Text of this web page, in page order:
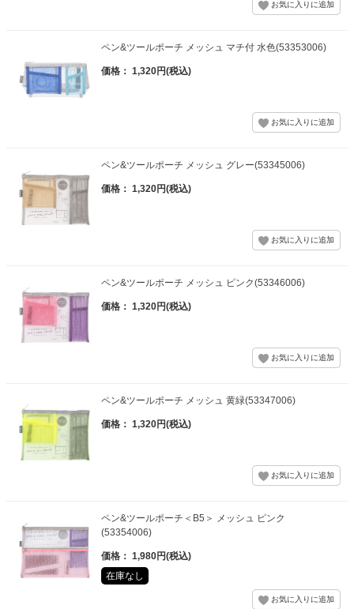
ペン&ツールポーチ メッシュ マチ付 水色(53353006)
価格： 1,320円(税込)
ペン&ツールポーチ メッシュ グレー(53345006)
価格： 1,320円(税込)
ペン&ツールポーチ メッシュ ピンク(53346006)
価格： 1,320円(税込)
ペン&ツールポーチ メッシュ 黄緑(53347006)
価格： 1,320円(税込)
ペン&ツールポーチ＜B5＞ メッシュ ピンク
(53354006)
価格： 1,980円(税込)
在庫なし